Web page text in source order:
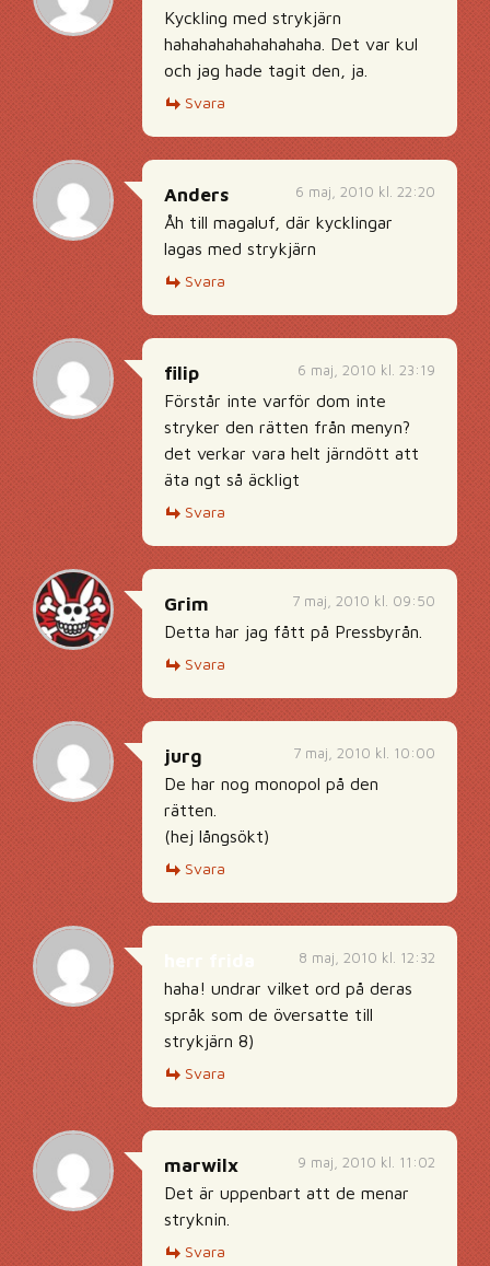
Kyckling med strykjärn
hahahahahahahahaha. Det var kul
och jag hade tagit den, ja.
Svara
6 maj, 2010 kl. 22:20
Anders
Åh till magaluf, där kycklingar
lagas med strykjärn
Svara
6 maj, 2010 kl. 23:19
filip
Förstår inte varför dom inte
stryker den rätten från menyn?
det verkar vara helt järndött att
äta ngt så äckligt
Svara
7 maj, 2010 kl. 09:50
Grim
Detta har jag fått på Pressbyrån.
Svara
7 maj, 2010 kl. 10:00
jurg
De har nog monopol på den
rätten.
(hej långsökt)
Svara
8 maj, 2010 kl. 12:32
haha! undrar vilket ord på deras
språk som de översatte till
strykjärn 8)
Svara
9 maj, 2010 kl. 11:02
marwilx
Det är uppenbart att de menar
stryknin.
Svara